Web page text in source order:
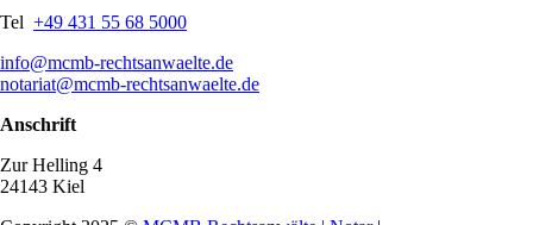
Tel +49 431 55 68 5000
info@mcmb-rechtsanwaelte.de
notariat@mcmb-rechtsanwaelte.de
Anschrift
Zur Helling 4
24143 Kiel